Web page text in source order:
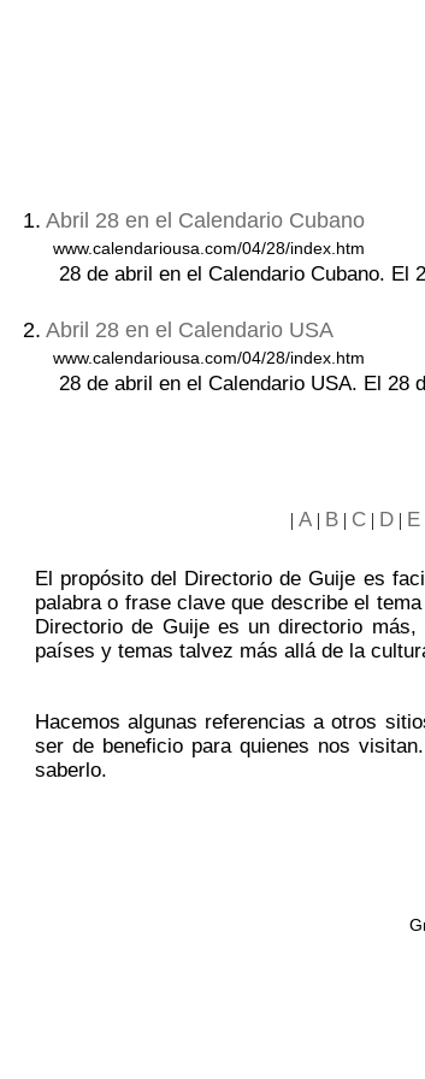
1. Abril 28 en el Calendario Cubano
www.calendariousa.com/04/28/index.htm
28 de abril en el Calendario Cubano. El
2. Abril 28 en el Calendario USA
www.calendariousa.com/04/28/index.htm
28 de abril en el Calendario USA. El 28
| A | B | C | D | E
El propósito del Directorio de Guije es
palabra o frase clave que describe el
Directorio de Guije es un directorio
países y temas talvez más allá de la
Hacemos algunas referencias a otros
ser de beneficio para quienes nos
saberlo.